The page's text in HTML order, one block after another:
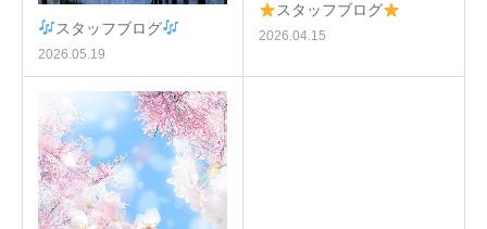
スタッフブログ
2026.05.19
スタッフブログ
2026.04.15